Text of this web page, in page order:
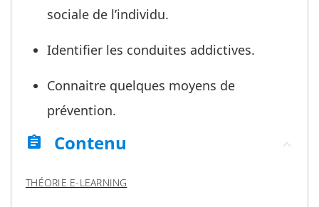
sociale de l’individu.
Identifier les conduites addictives.
Connaitre quelques moyens de
prévention.
assignment
Contenu
THÉORIE E-LEARNING